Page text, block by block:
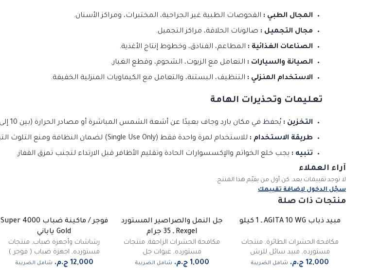
المجال الطبي : الفحوصات الطبية غير الجراحية، المختبرات، ومراكز الأسنان.
مجال التجميل : صالونات الحلاقة، مراكز التجميل.
الصناعات الغذائية : المطاعم، الفنادق، وخطوط إنتاج الأغذية.
الصيانة والسيارات : التعامل مع الزيوت، الشحوم، وقطع الغيار.
الاستخدام المنزلي : التنظيف، البستنة، والتعامل مع الكيماويات المنزلية الخفيفة.
تعليمات وتحذيرات الهامة
التخزين : يُحفظ في مكان بارد وجاف بعيدًا عن أشعة الشمس المباشرة أو مصادر الحرارة (بين 10 إلى 40 درجة مئوية).
طريقة الاستخدام : للاستخدام لمرة واحدة فقط (Single Use Only) لضمان النظافة ومنع التلوث التبادلي.
تنبيه : يجب خلع الخواتم والإكسسوارات الحادة وتقليم الأظافر قبل الارتداء لتجنب تمزق القفاز.
آراء العملاء
لا توجد تقييمات بعد. كن أول من يقيّم هذا المنتج.
سجّل الدخول لإضافة تقييمك
منتجات ذات صلة
مبيد ذباب AGITA 10 WG ـ 1 كيلو
مكافحة الحشرات الطائرة, منتجات
مستورده, مبيد سائل للرش
شامل الضريبة
غير متوفر
جل النمل والصراصير المستورد
Rexgel ـ 35 جرام
مكافحة الحشرات الزاحفة, منتجات
مستورده,عبوات جل
شامل الضريبة
غير متوفر
فوجر / ماكينة ضباب Super 4000
Gold ياباني
رشاشات وأجهزة ضباب, منتجات
مستورده, اجهزة ضباب ( فوجر )
شامل الضريبة